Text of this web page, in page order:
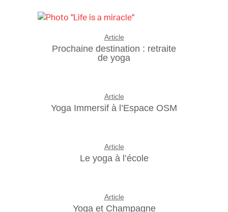
Article
Prochaine destination : retraite
de yoga
Article
Yoga Immersif à l’Espace OSM
Article
Le yoga à l’école
Article
Yoga et Champagne